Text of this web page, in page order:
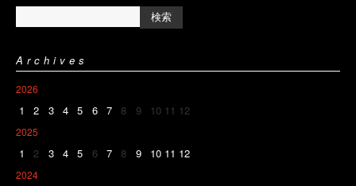
Archives
2026
1 2 3 4 5 6 7 8 9 10 11 12
2025
1 2 3 4 5 6 7 8 9 10 11 12
2024